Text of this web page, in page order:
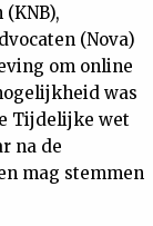
(Nova)
om online
was
Tijdelijke wet
na de
mag stemmen